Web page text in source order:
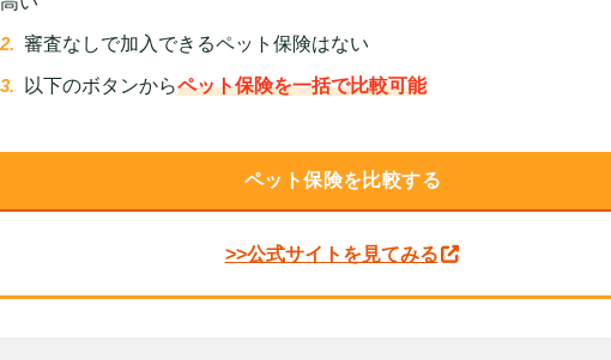
審査なしで加入できるペット保険はない
以下のボタンからペット保険を一括で比較可能
ペット保険を比較する
>>公式サイトを見てみる